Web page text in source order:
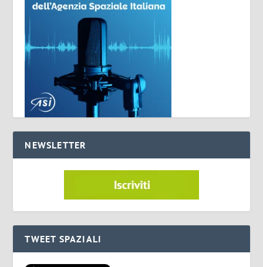
NEWSLETTER
TWEET SPAZIALI